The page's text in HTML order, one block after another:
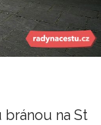
na St